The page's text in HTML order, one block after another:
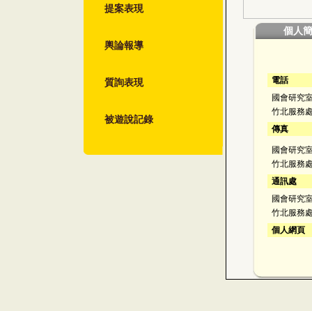
提案表現
輿論報導
質詢表現
被遊說記錄
個人
電話
國會研究
竹北服務
傳真
國會研究
竹北服務
通訊處
國會研究
竹北服務
個人網頁